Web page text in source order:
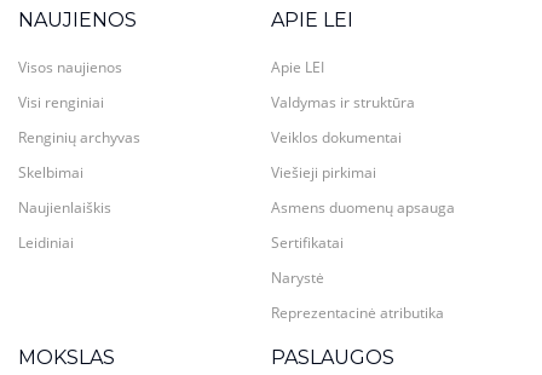
NAUJIENOS
Visos naujienos
Visi renginiai
Renginių archyvas
Skelbimai
Naujienlaiškis
Leidiniai
APIE LEI
Apie LEI
Valdymas ir struktūra
Veiklos dokumentai
Viešieji pirkimai
Asmens duomenų apsauga
Sertifikatai
Narystė
Reprezentacinė atributika
MOKSLAS PASLAUGOS